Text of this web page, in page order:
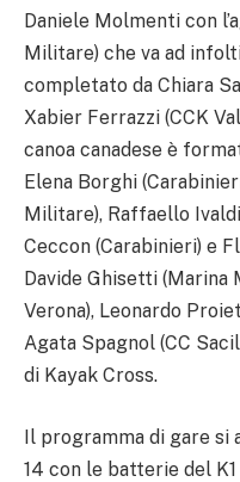
Daniele Molmenti con
Militare) che va ad
completato da Chiara
Xabier Ferrazzi (CCK
canoa canadese è
Elena Borghi
Militare), Raffaello
Ceccon (Carabinieri) e
Davide Ghisetti (Marina
Verona), Leonardo
Agata Spagnol (CC
di Kayak Cross.
Il programma di gare si
14 con le batterie del